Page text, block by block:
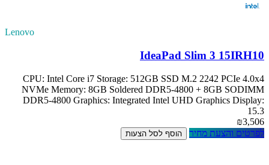
Lenovo
IdeaPad Slim 3 15IRH10
CPU: Intel Core i7 Storage: 512GB SSD M.2 2242 PCIe 4.0x4
NVMe Memory: 8GB Soldered DDR5-4800 + 8GB SODIMM
DDR5-4800 Graphics: Integrated Intel UHD Graphics Display:
15.3
₪3,506
לפרטים והצעת מחיר
הוסף לסל הצעות